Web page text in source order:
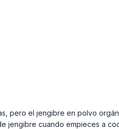
pero el jengibre en polvo
jengibre cuando empieces a